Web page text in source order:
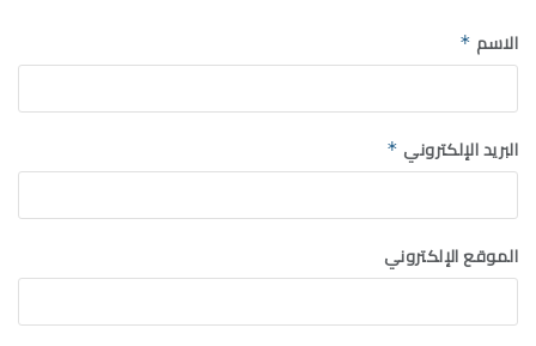
الاسم *
البريد الإلكتروني *
الموقع الإلكتروني